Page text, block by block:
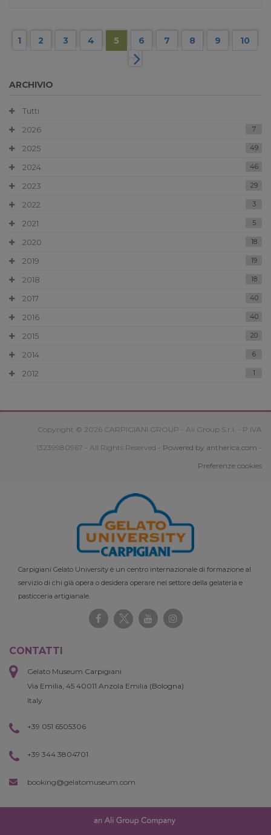
1 2 3 4 5 6 7 8 9 10
ARCHIVIO
Tutti
2026
7
2025 49
2024 46
2023 29
2022 3
2021 5
2020 18
2019 19
2018 18
2017 40
2016 40
2015 20
2014 6
2012 1
Copyright © 2026 CARPIGIANI GROUP - Ali Group S.r.l. - P.IVA
13239980967 - All Rights Reserved - Powered by antherica.com -
Preferenze cookies
Carpigiani Gelato University è un centro internazionale di formazione al
servizio di chi già opera o desidera operare nel settore della gelateria e
pasticceria artigianale.
CONTATTI
Gelato Museum Carpigiani
Via Emilia, 45 40011 Anzola Emilia (Bologna)
Italy
+39 051 6505306
+39 344 3804701
booking@gelatomuseum.com